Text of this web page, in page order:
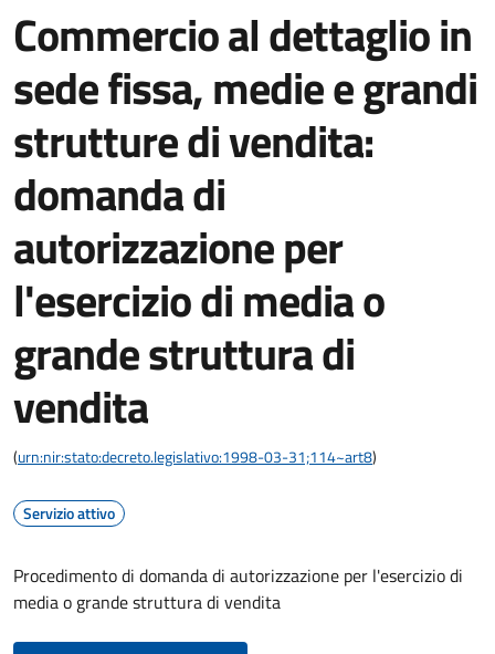
Commercio al dettaglio in
sede fissa, medie e grandi
strutture di vendita:
domanda di
autorizzazione per
l'esercizio di media o
grande struttura di
vendita
(urn:nir:stato:decreto.legislativo:1998-03-31;114~art8)
Servizio attivo
Procedimento di domanda di autorizzazione per l'esercizio di
media o grande struttura di vendita